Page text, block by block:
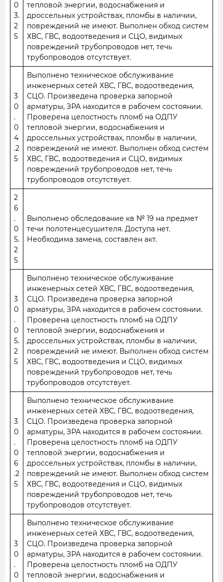
0
3.
2
5
тепловой энергии, водоснабжения и
дроссельных устройствах, пломбы в наличии,
повреждений не имеют. Выполнен обход систем
ХВС, ГВС, водоотведения и СЦО, видимых
повреждений трубопроводов нет, течь
трубопроводов отсутствует.
3
0
.
0
4
.2
5
Выполнено техническое обслуживание
инженерных сетей ХВС, ГВС, водоотведения,
СЦО. Произведена проверка запорной
арматуры, ЗРА находится в рабочем состоянии.
Проверена целостность пломб на ОДПУ
тепловой энергии, водоснабжения и
дроссельных устройствах, пломбы в наличии,
повреждений не имеют. Выполнен обход систем
ХВС, ГВС, водоотведения и СЦО, видимых
повреждений трубопроводов нет, течь
трубопроводов отсутствует.
2
6
.
0
5.
2
5
Выполнено обследование кв № 19 на предмет
течи полотенцесушителя. Доступа нет.
Необходима замена, составлен акт.
3
0
.
0
5.
2
5
Выполнено техническое обслуживание
инженерных сетей ХВС, ГВС, водоотведения,
СЦО. Произведена проверка запорной
арматуры, ЗРА находится в рабочем состоянии.
Проверена целостность пломб на ОДПУ
тепловой энергии, водоснабжения и
дроссельных устройствах, пломбы в наличии,
повреждений не имеют. Выполнен обход систем
ХВС, ГВС, водоотведения и СЦО, видимых
повреждений трубопроводов нет, течь
трубопроводов отсутствует.
3
0
.
0
6
.2
5
Выполнено техническое обслуживание
инженерных сетей ХВС, ГВС, водоотведения,
СЦО. Произведена проверка запорной
арматуры, ЗРА находится в рабочем состоянии.
Проверена целостность пломб на ОДПУ
тепловой энергии, водоснабжения и
дроссельных устройствах, пломбы в наличии,
повреждений не имеют. Выполнен обход систем
ХВС, ГВС, водоотведения и СЦО, видимых
повреждений трубопроводов нет, течь
трубопроводов отсутствует.
3
0
.
0
Выполнено техническое обслуживание
инженерных сетей ХВС, ГВС, водоотведения,
СЦО. Произведена проверка запорной
арматуры, ЗРА находится в рабочем состоянии.
Проверена целостность пломб на ОДПУ
тепловой энергии, водоснабжения и